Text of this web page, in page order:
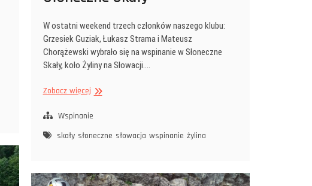
W ostatni weekend trzech członków naszego klubu:
Grzesiek Guziak, Łukasz Strama i Mateusz
Chorążewski wybrało się na wspinanie w Słoneczne
Skały, koło Żyliny na Słowacji.…
Zobacz więcejSłoneczne
Wspinanie
skały słoneczne słowacja wspinanie żylina